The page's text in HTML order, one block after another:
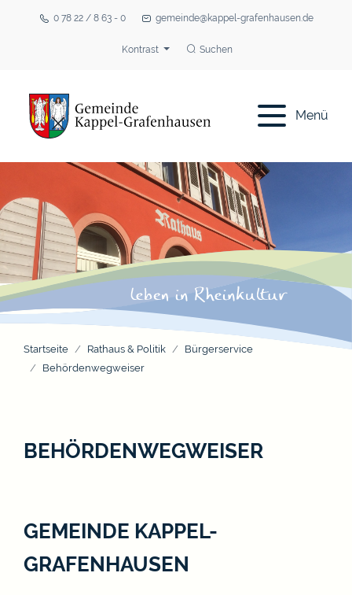
0 78 22 / 8 63 - 0 gemeinde@kappel-grafenhausen.de
Kontrast Suchen
Menü
Startseite Rathaus & Politik
Bürgerservice
Behördenwegweiser
BEHÖRDENWEGWEISER
GEMEINDE KAPPEL-
GRAFENHAUSEN